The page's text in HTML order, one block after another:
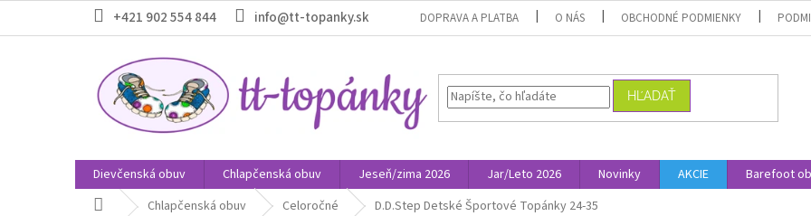
obsah
+421 902 554 844 info@tt-topanky.sk DOPRAVA A PLATBA O NÁS OBCHODNÉ PODMIENKY
HĽADAŤ
Dievčenská obuv Chlapčenská obuv Jeseň/zima 2026 Jar/Leto 2026 Novinky AKCIE Barefoot
Domov Chlapčenská obuv Celoročné D.D.Step Detské Športové Topánky 24-35